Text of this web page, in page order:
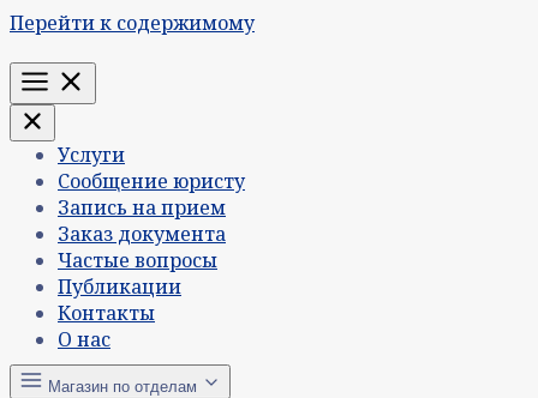
Перейти к содержимому
Меню
Услуги
Сообщение юристу
Запись на прием
Заказ документа
Частые вопросы
Публикации
Контакты
О нас
Магазин по отделам